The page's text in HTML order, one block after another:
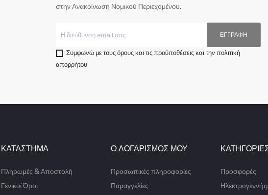
στην Ανακοίνωση Νομικού Περιεχομένου.
Συμφωνώ με τους όρους και τις προϋποθέσεις και την πολιτική
απορρήτου
ΚΑΤΆΣΤΗΜΑ
Πληρωμές & Αποστολή
Γενικοί Όροι
Ο ΛΟΓΑΡΙΣΜΌΣ ΜΟΥ
Προσωπικές πληροφορίες
Παραγγελίες
Προσφορές